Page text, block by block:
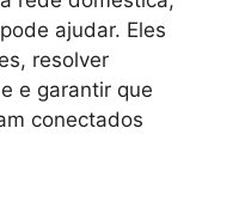
ajudar. Eles
resolver
e garantir que
conectados